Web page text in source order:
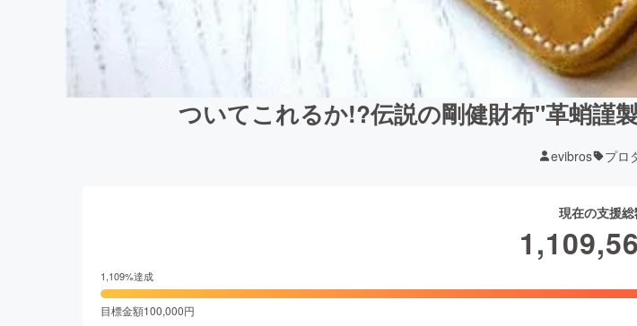
ついてこれるか!?伝説の剛健財布"革蛸
evibros プロ
現在の支援
1,109%達成
目標金額100,000円